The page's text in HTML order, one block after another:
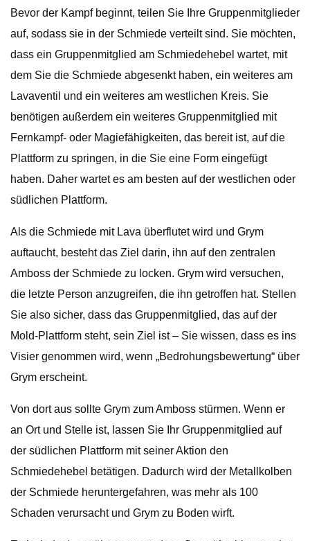
Bevor der Kampf beginnt, teilen Sie Ihre Gruppenmitglieder
auf, sodass sie in der Schmiede verteilt sind. Sie möchten,
dass ein Gruppenmitglied am Schmiedehebel wartet, mit
dem Sie die Schmiede abgesenkt haben, ein weiteres am
Lavaventil und ein weiteres am westlichen Kreis. Sie
benötigen außerdem ein weiteres Gruppenmitglied mit
Fernkampf- oder Magiefähigkeiten, das bereit ist, auf die
Plattform zu springen, in die Sie eine Form eingefügt
haben. Daher wartet es am besten auf der westlichen oder
südlichen Plattform.
Als die Schmiede mit Lava überflutet wird und Grym
auftaucht, besteht das Ziel darin, ihn auf den zentralen
Amboss der Schmiede zu locken. Grym wird versuchen,
die letzte Person anzugreifen, die ihn getroffen hat. Stellen
Sie also sicher, dass das Gruppenmitglied, das auf der
Mold-Plattform steht, sein Ziel ist – Sie wissen, dass es ins
Visier genommen wird, wenn „Bedrohungsbewertung“ über
Grym erscheint.
Von dort aus sollte Grym zum Amboss stürmen. Wenn er
an Ort und Stelle ist, lassen Sie Ihr Gruppenmitglied auf
der südlichen Plattform mit seiner Aktion den
Schmiedehebel betätigen. Dadurch wird der Metallkolben
der Schmiede heruntergefahren, was mehr als 100
Schaden verursacht und Grym zu Boden wirft.